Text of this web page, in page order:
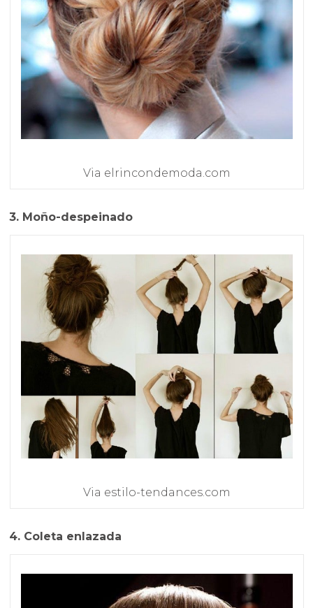
Via elrincondemoda.com
3. Moño-despeinado
Via estilo-tendances.com
4. Coleta enlazada